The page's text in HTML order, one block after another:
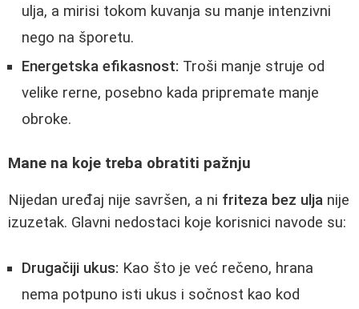
ulja, a mirisi tokom kuvanja su manje intenzivni
nego na šporetu.
Energetska efikasnost: Troši manje struje od
velike rerne, posebno kada pripremate manje
obroke.
Mane na koje treba obratiti pažnju
Nijedan uređaj nije savršen, a ni friteza bez ulja nije
izuzetak. Glavni nedostaci koje korisnici navode su:
Drugačiji ukus: Kao što je već rečeno, hrana
nema potpuno isti ukus i sočnost kao kod